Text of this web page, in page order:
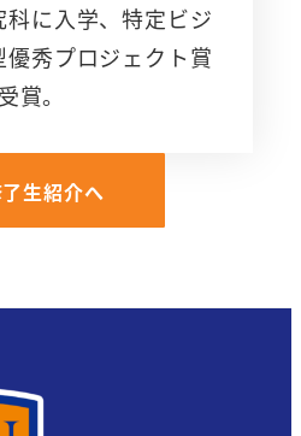
に入学、特定ビジ
秀プロジェクト賞
受賞。
生紹介へ